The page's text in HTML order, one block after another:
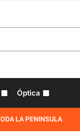
Óptica
LA PENINSULA